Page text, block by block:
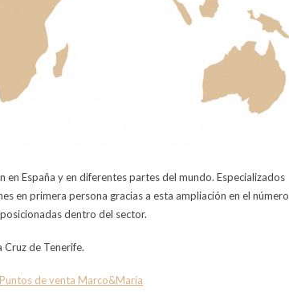
España y en diferentes partes del mundo. Especializados
en primera persona gracias a esta ampliación en el número
dentro del sector.
Cruz de Tenerife.
Puntos de venta Marco&María